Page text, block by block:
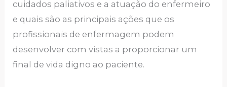
cuidados paliativos e a atuação do enfermeiro
e quais são as principais ações que os
profissionais de enfermagem podem
desenvolver com vistas a proporcionar um
final de vida digno ao paciente.